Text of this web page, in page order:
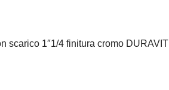
scarico 1″1/4 finitura cromo DURAVIT